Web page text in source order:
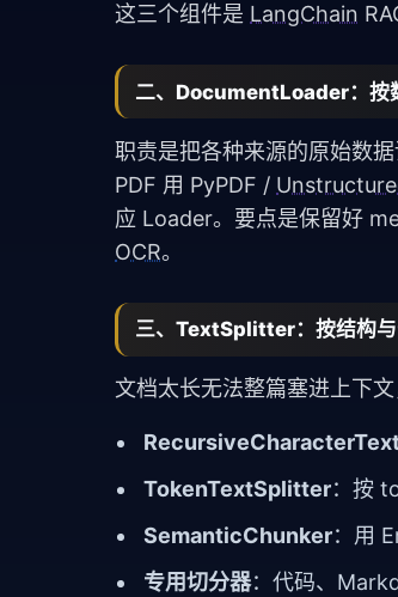
这三个组件是 LangChain
二、DocumentLoader：按
职责是把各种来源的原始数
PDF 用 PyPDF /
应 Loader。要点是保留好
OCR。
三、TextSplitter：按结构
文档太长无法整篇塞进上下
TokenTextSplitter：按
SemanticChunker：用
专用切分器：代码、